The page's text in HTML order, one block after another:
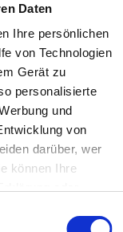
Daten
Ihre persönlichen
von Technologien
Gerät zu
personalisierte
und
von
darüber, wer
können Ihre
die in
des